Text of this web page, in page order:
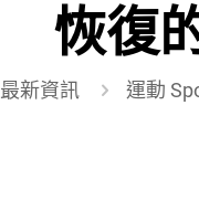
恢復
最新資訊 運動